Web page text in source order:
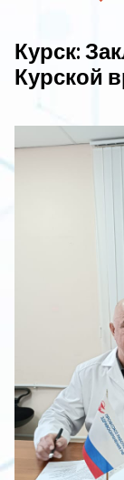
Курск:
Курской